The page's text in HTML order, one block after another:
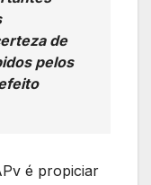
de
pelos
é propiciar